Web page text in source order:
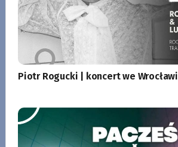
Piotr Rogucki | koncert we